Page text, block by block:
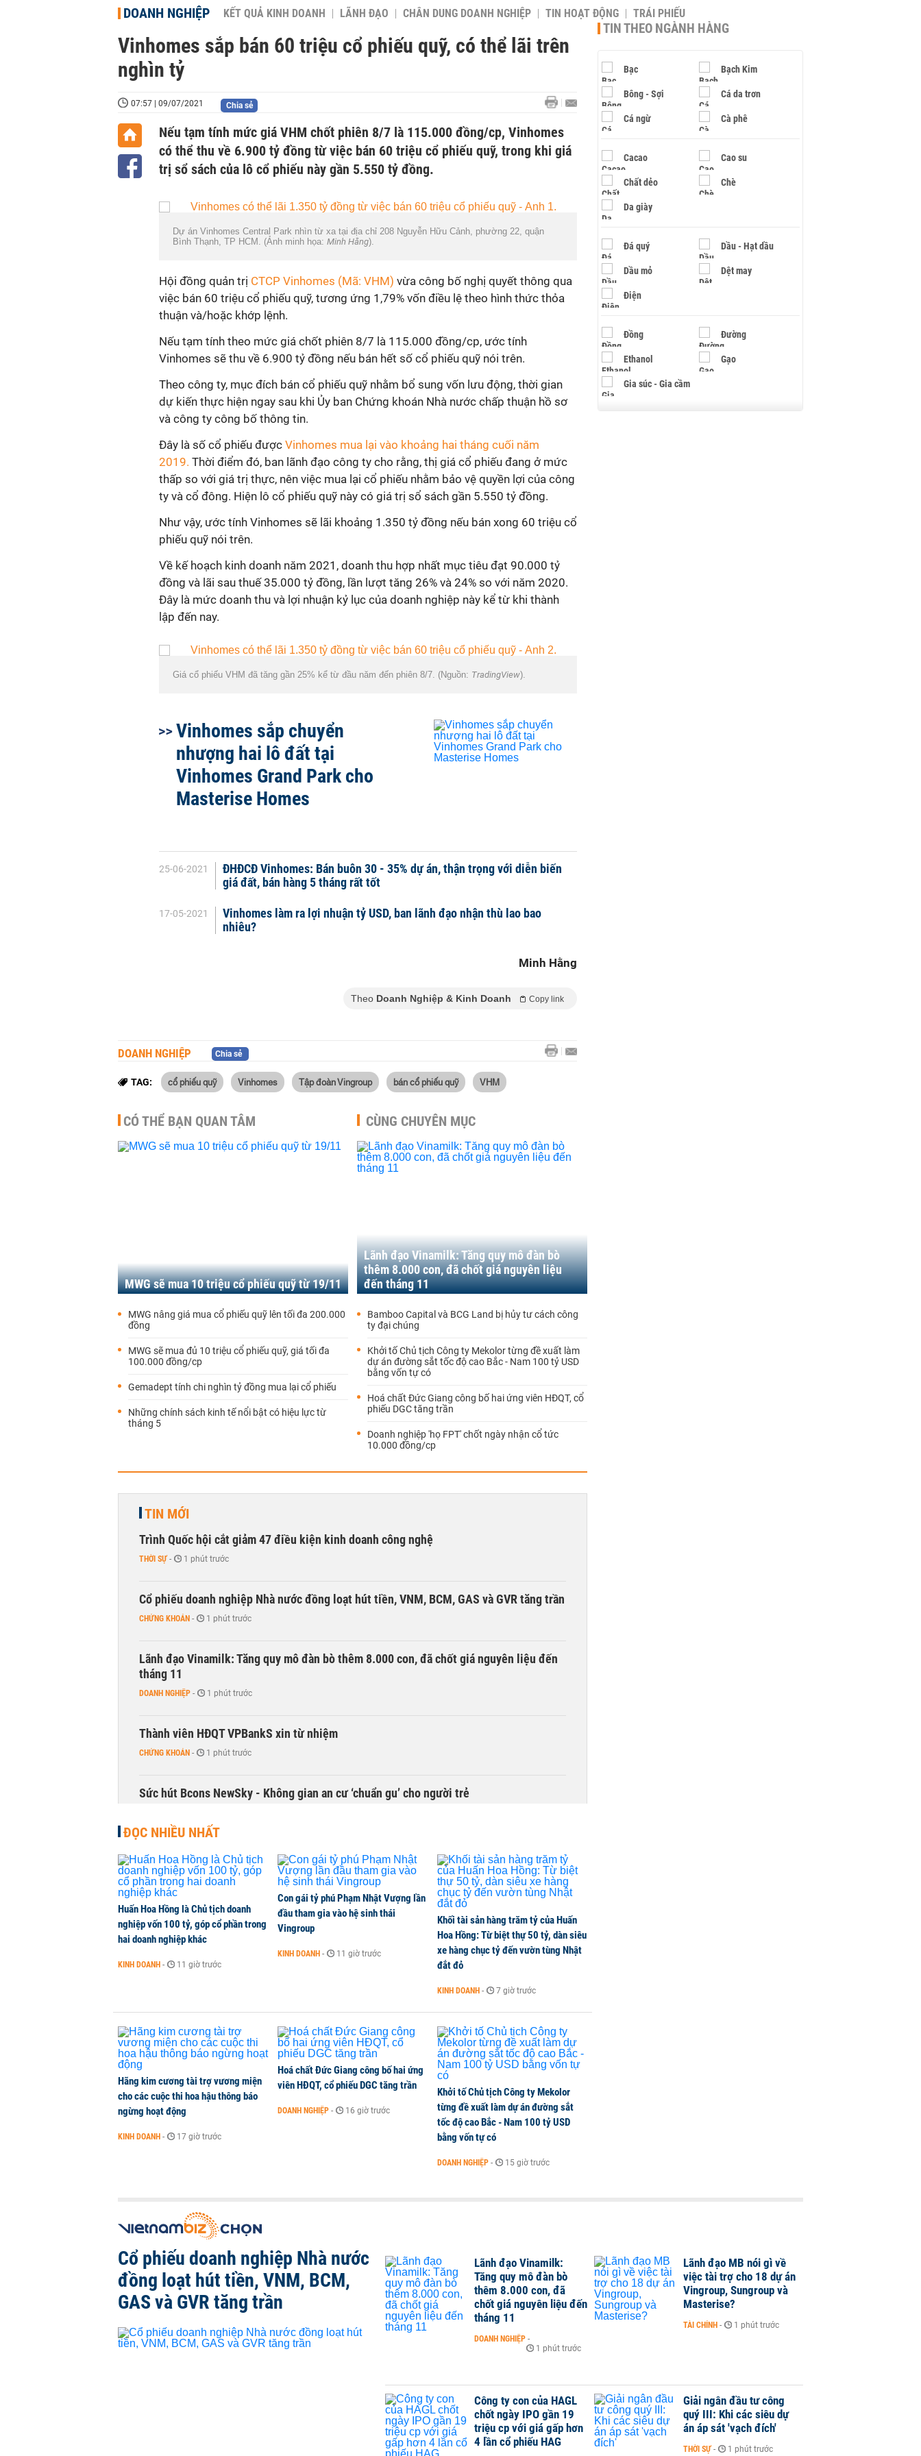
DOANH NGHIỆP KẾT QUẢ KINH DOANH LÃNH ĐẠO CHÂN DUNG DOANH NGHIỆP TIN HOẠT ĐỘNG TRÁI PHIẾU
Vinhomes sắp bán 60 triệu cổ phiếu quỹ, có thể lãi trên
nghìn tỷ
07:57 | 09/07/2021 Chia sẻ
Nếu tạm tính mức giá VHM chốt phiên 8/7 là 115.000 đồng/cp, Vinhomes
có thể thu về 6.900 tỷ đồng từ việc bán 60 triệu cổ phiếu quỹ, trong khi giá
trị sổ sách của lô cổ phiếu này gần 5.550 tỷ đồng.
Dự án Vinhomes Central Park nhìn từ xa tại địa chỉ 208 Nguyễn Hữu Cảnh, phường 22, quận
Bình Thạnh, TP HCM. (Ảnh minh họa: Minh Hằng).
Hội đồng quản trị CTCP Vinhomes (Mã: VHM) vừa công bố nghị quyết thông qua
việc bán 60 triệu cổ phiếu quỹ, tương ứng 1,79% vốn điều lệ theo hình thức thỏa
thuận và/hoặc khớp lệnh.
Nếu tạm tính theo mức giá chốt phiên 8/7 là 115.000 đồng/cp, ước tính
Vinhomes sẽ thu về 6.900 tỷ đồng nếu bán hết số cổ phiếu quỹ nói trên.
Theo công ty, mục đích bán cổ phiếu quỹ nhằm bổ sung vốn lưu động, thời gian
dự kiến thực hiện ngay sau khi Ủy ban Chứng khoán Nhà nước chấp thuận hồ sơ
và công ty công bố thông tin.
Đây là số cổ phiếu được Vinhomes mua lại vào khoảng hai tháng cuối năm
2019. Thời điểm đó, ban lãnh đạo công ty cho rằng, thị giá cổ phiếu đang ở mức
thấp so với giá trị thực, nên việc mua lại cổ phiếu nhằm bảo vệ quyền lợi của công
ty và cổ đông. Hiện lô cổ phiếu quỹ này có giá trị sổ sách gần 5.550 tỷ đồng.
Như vậy, ước tính Vinhomes sẽ lãi khoảng 1.350 tỷ đồng nếu bán xong 60 triệu cổ
phiếu quỹ nói trên.
Về kế hoạch kinh doanh năm 2021, doanh thu hợp nhất mục tiêu đạt 90.000 tỷ
đồng và lãi sau thuế 35.000 tỷ đồng, lần lượt tăng 26% và 24% so với năm 2020.
Đây là mức doanh thu và lợi nhuận kỷ lục của doanh nghiệp này kể từ khi thành
lập đến nay.
Giá cổ phiếu VHM đã tăng gần 25% kể từ đầu năm đến phiên 8/7. (Nguồn: TradingView).
Vinhomes sắp chuyển
nhượng hai lô đất tại
Vinhomes Grand Park cho
Masterise Homes
25-06-2021
ĐHĐCĐ Vinhomes: Bán buôn 30 - 35% dự án, thận trọng với diễn biến
giá đất, bán hàng 5 tháng rất tốt
17-05-2021
Vinhomes làm ra lợi nhuận tỷ USD, ban lãnh đạo nhận thù lao bao
nhiêu?
Minh Hằng
Theo Doanh Nghiệp & Kinh Doanh Copy link
DOANH NGHIỆP Chia sẻ
TAG: cổ phiếu quỹ Vinhomes Tập đoàn Vingroup bán cổ phiếu quỹ VHM
CÓ THỂ BẠN QUAN TÂM
MWG sẽ mua 10 triệu cổ phiếu quỹ từ 19/11
MWG nâng giá mua cổ phiếu quỹ lên tối đa 200.000
đồng
MWG sẽ mua đủ 10 triệu cổ phiếu quỹ, giá tối đa
100.000 đồng/cp
Gemadept tính chi nghìn tỷ đồng mua lại cổ phiếu
Những chính sách kinh tế nổi bật có hiệu lực từ
tháng 5
CÙNG CHUYÊN MỤC
Lãnh đạo Vinamilk: Tăng quy mô đàn bò
thêm 8.000 con, đã chốt giá nguyên liệu
đến tháng 11
Bamboo Capital và BCG Land bị hủy tư cách công
ty đại chúng
Khởi tố Chủ tịch Công ty Mekolor từng đề xuất làm
dự án đường sắt tốc độ cao Bắc - Nam 100 tỷ USD
bằng vốn tự có
Hoá chất Đức Giang công bố hai ứng viên HĐQT, cổ
phiếu DGC tăng trần
Doanh nghiệp 'họ FPT' chốt ngày nhận cổ tức
10.000 đồng/cp
TIN MỚI
Trình Quốc hội cắt giảm 47 điều kiện kinh doanh công nghệ
THỜI SỰ - 1 phút trước
Cổ phiếu doanh nghiệp Nhà nước đồng loạt hút tiền, VNM, BCM, GAS và GVR tăng trần
CHỨNG KHOÁN - 1 phút trước
Lãnh đạo Vinamilk: Tăng quy mô đàn bò thêm 8.000 con, đã chốt giá nguyên liệu đến
tháng 11
DOANH NGHIỆP - 1 phút trước
Thành viên HĐQT VPBankS xin từ nhiệm
CHỨNG KHOÁN - 1 phút trước
Sức hút Bcons NewSky - Không gian an cư ‘chuẩn gu’ cho người trẻ
ĐỌC NHIỀU NHẤT
Huấn Hoa Hồng là Chủ tịch doanh
nghiệp vốn 100 tỷ, góp cổ phần trong
hai doanh nghiệp khác
KINH DOANH - 11 giờ trước
Con gái tỷ phú Phạm Nhật Vượng lần
đầu tham gia vào hệ sinh thái
Vingroup
KINH DOANH - 11 giờ trước
Khối tài sản hàng trăm tỷ của Huấn
Hoa Hồng: Từ biệt thự 50 tỷ, dàn siêu
xe hàng chục tỷ đến vườn tùng Nhật
đắt đỏ
KINH DOANH - 7 giờ trước
Hãng kim cương tài trợ vương miện
cho các cuộc thi hoa hậu thông báo
ngừng hoạt động
KINH DOANH - 17 giờ trước
Hoá chất Đức Giang công bố hai ứng
viên HĐQT, cổ phiếu DGC tăng trần
DOANH NGHIỆP - 16 giờ trước
Khởi tố Chủ tịch Công ty Mekolor
từng đề xuất làm dự án đường sắt
tốc độ cao Bắc - Nam 100 tỷ USD
bằng vốn tự có
DOANH NGHIỆP - 15 giờ trước
TIN THEO NGÀNH HÀNG
Bạc Bạch Kim
Bông - Sợi Cá da trơn
Cá ngừ Cà phê
Cacao Cao su
Chất dẻo Chè
Da giày
Đá quý Dầu - Hạt dầu
Dầu mỏ Dệt may
Điện
Đồng Đường
Ethanol Gạo
Gia súc - Gia cầm
Cổ phiếu doanh nghiệp Nhà nước
đồng loạt hút tiền, VNM, BCM,
GAS và GVR tăng trần
Lãnh đạo Vinamilk:
Tăng quy mô đàn bò
thêm 8.000 con, đã
chốt giá nguyên liệu đến
tháng 11
DOANH NGHIỆP -
1 phút trước
Lãnh đạo MB nói gì về
việc tài trợ cho 18 dự án
Vingroup, Sungroup và
Masterise?
TÀI CHÍNH - 1 phút trước
Công ty con của HAGL
chốt ngày IPO gần 19
triệu cp với giá gấp hơn
4 lần cổ phiếu HAG
Giải ngân đầu tư công
quý III: Khi các siêu dự
án áp sát 'vạch đích'
THỜI SỰ - 1 phút trước